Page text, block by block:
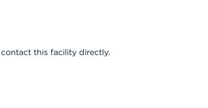
this facility directly.